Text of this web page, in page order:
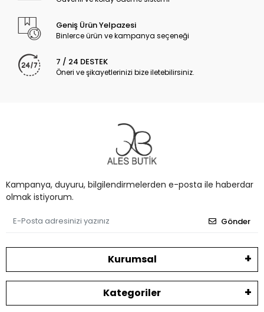
Geniş Ürün Yelpazesi
Binlerce ürün ve kampanya seçeneği
7 / 24 DESTEK
Öneri ve şikayetlerinizi bize iletebilirsiniz.
Kampanya, duyuru, bilgilendirmelerden e-posta ile haberdar
olmak istiyorum.
Gönder
Kurumsal
Kategoriler